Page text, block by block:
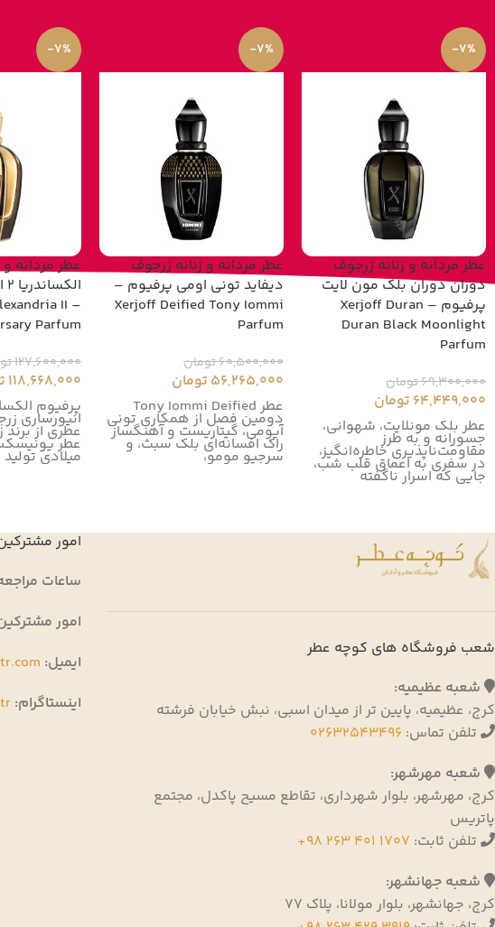
-7%
عطر مردانه و زنانه زرجوف
دوران دوران بلک مون لایت
پرفیوم – Xerjoff Duran
Duran Black Moonlight
Parfum
69,300,000تومان
64,449,000 تومان
عطر بلک مونلایت، شهوانی،
جسورانه و به طرز
مقاومت‌ناپذیری خاطره‌انگیز،
در سفری به اعماق قلب شب،
جایی که اسرار ناگفته
-7%
عطر مردانه و زنانه زرجوف
دیفاید تونی اومی پرفیوم –
Xerjoff Deified Tony Iommi
Parfum
60,500,000تومان
56,265,000 تومان
عطر Tony Iommi Deified
دومین فصل از همکاری تونی
آیومی، گیتاریست و آهنگساز
راک افسانه‌ای بلک سبث، و
سرجیو مومو،
-7%
عطر مردانه
II
Parfum
127,600,000
118,668,000
انیورساری
عطری از
میلادی
شعب فروشگاه های کوچه عطر
شعبه عظیمیه:
کرج، عظیمیه، پایین تر از میدان اسبی، نبش خیابان فرشته
تلفن تماس: 02632543496
شعبه مهرشهر:
کرج، مهرشهر، بلوار شهرداری، تقاطع مسیح پاکدل، مجتمع
پاتریس
تلفن ثابت: 1707 401 263 98+
شعبه جهانشهر:
کرج، جهانشهر، بلوار مولانا، پلاک 77
امور
ساعات
امور
ایمیل:
اینستاگرام: